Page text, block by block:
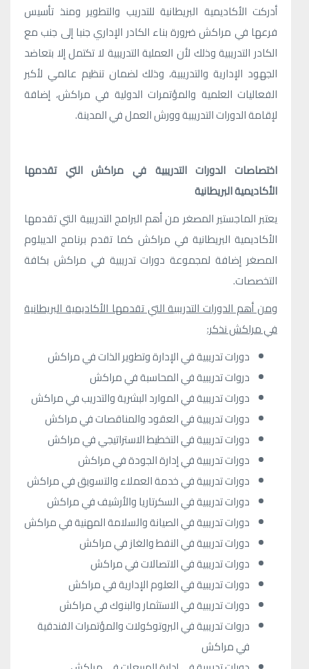
أدركت الأكاديمية البريطانية للتدريب والتطوير ومنذ تأسيس
فرعها في مراكش ضرورة بناء الكادر الإداري جنبا إلى جنب مع
الكادر التدريبية وذلك لأن العملية التدريبية لا تكتمل إلا بتعاضد
الجهود الإدارية والتدريبية، وذلك لضمان تنظيم عالمي لأكبر
الفعاليات العلمية والمؤتمرات الدولية في مراكش، إضافة
لإقامة الدورات التدريبية وورش العمل في المدينة.
اختصاصات الدورات التدريبية في مراكش التي تقدمها
الأكاديمية البريطانية
يعتبر الماجستير المصغر من أهم البرامج التدريبية التي تقدمها
الأكاديمية البريطانية في مراكش كما تقدم برنامج الديبلوم
المصغر إضافة لمجموعة دورات تدريبية في مراكش بكافة
التخصصات.
ومن أهم الدورات التدريبية التي تقدمها الأكاديمية البريطانية
في مراكش نذكر:
دورات تدريبية في الإدارة وتطوير الذات في مراكش
دروات تدريبية في المحاسبة في مراكش
دورات تدريبية في الموارد البشرية والتدريب في مراكش
دورات تدريبية في العقود والمناقصات في مراكش
دورات تدريبية في التخطيط الاستراتيجي في مراكش
دورات تدريبية في إدارة الجودة في مراكش
دورات تدريبية في خدمة العملاء والتسويق في مراكش
دورات تدريبية في السكرتاريا والأرشيف في مراكش
دورات تدريبية في الصيانة والسلامة المهنية في مراكش
دورات تدريبية في النفط والغاز في مراكش
دورات تدريبية في الاتصالات في مراكش
دورات تدريبية في العلوم الإدارية في مراكش
دورات تدريبية في الاستثمار والبنوك في مراكش
دروات تدريبية في البروتوكولات والمؤتمرات الفندقية
في مراكش